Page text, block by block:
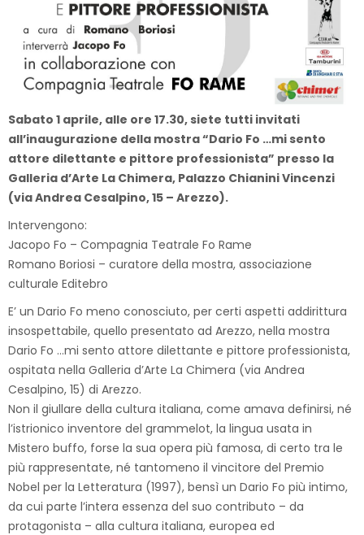
Sabato 1 aprile, alle ore 17.30, siete tutti invitati
all’inaugurazione della mostra “Dario Fo …mi sento
attore dilettante e pittore professionista” presso la
Galleria d’Arte La Chimera, Palazzo Chianini Vincenzi
(via Andrea Cesalpino, 15 – Arezzo).
Intervengono:
Jacopo Fo – Compagnia Teatrale Fo Rame
Romano Boriosi – curatore della mostra, associazione
culturale Editebro
E’ un Dario Fo meno conosciuto, per certi aspetti addirittura
insospettabile, quello presentato ad Arezzo, nella mostra
Dario Fo …mi sento attore dilettante e pittore professionista,
ospitata nella Galleria d’Arte La Chimera (via Andrea
Cesalpino, 15) di Arezzo.
Non il giullare della cultura italiana, come amava definirsi, né
l’istrionico inventore del grammelot, la lingua usata in
Mistero buffo, forse la sua opera più famosa, di certo tra le
più rappresentate, né tantomeno il vincitore del Premio
Nobel per la Letteratura (1997), bensì un Dario Fo più intimo,
da cui parte l’intera essenza del suo contributo – da
protagonista – alla cultura italiana, europea ed